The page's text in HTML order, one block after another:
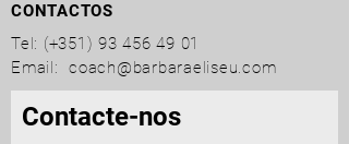
CONTACTOS
Tel: (+351) 93 456 49 01
Email: coach@barbaraeliseu.com
Contacte-nos